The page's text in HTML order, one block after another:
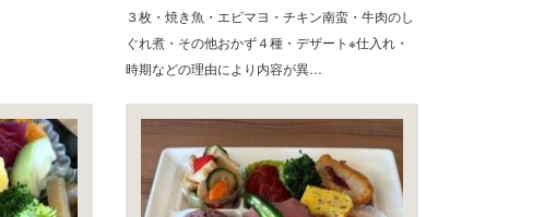
３枚・焼き魚・エビマヨ・チキン南蛮・牛肉のし
ぐれ煮・その他おかず４種・デザート※仕入れ・
時期などの理由により内容が異…